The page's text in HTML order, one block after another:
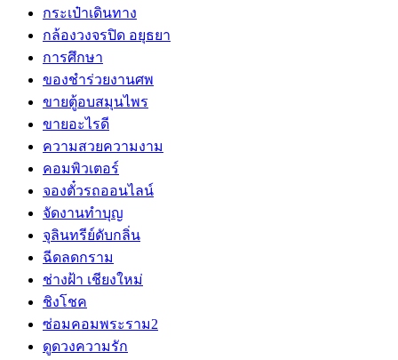
กระเป๋าเดินทาง
กล้องวงจรปิด อยุธยา
การศึกษา
ของชำร่วยงานศพ
ขายตู้อบสมุนไพร
ขายอะไรดี
ความสวยความงาม
คอมพิวเตอร์
จองตั๋วรถออนไลน์
จัดงานทำบุญ
จุลินทรีย์ดับกลิ่น
ฉีดลดกราม
ช่างฝ้า เชียงใหม่
ชิงโชค
ซ่อมคอมพระราม2
ดูดวงความรัก